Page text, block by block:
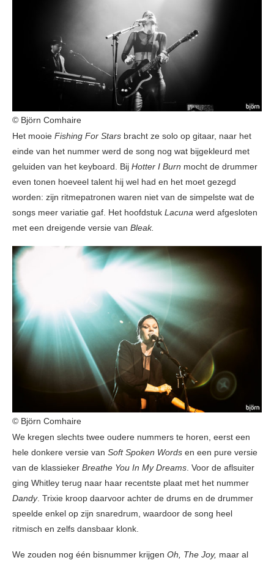
© Björn Comhaire
Het mooie Fishing For Stars bracht ze solo op gitaar, naar het
einde van het nummer werd de song nog wat bijgekleurd met
geluiden van het keyboard. Bij Hotter I Burn mocht de drummer
even tonen hoeveel talent hij wel had en het moet gezegd
worden: zijn ritmepatronen waren niet van de simpelste wat de
songs meer variatie gaf. Het hoofdstuk Lacuna werd afgesloten
met een dreigende versie van Bleak.
© Björn Comhaire
We kregen slechts twee oudere nummers te horen, eerst een
hele donkere versie van Soft Spoken Words en een pure versie
van de klassieker Breathe You In My Dreams. Voor de aflsuiter
ging Whitley terug naar haar recentste plaat met het nummer
Dandy. Trixie kroop daarvoor achter de drums en de drummer
speelde enkel op zijn snaredrum, waardoor de song heel
ritmisch en zelfs dansbaar klonk.
We zouden nog één bisnummer krijgen Oh, The Joy, maar al